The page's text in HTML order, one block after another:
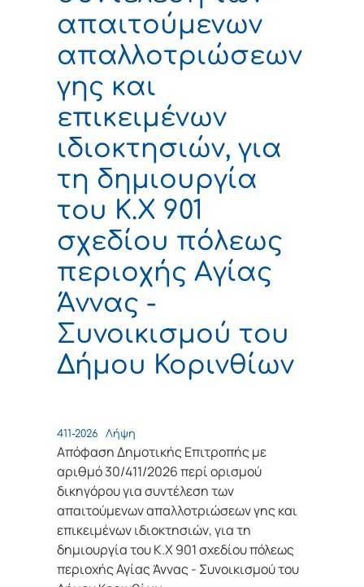
απαιτούμενων
απαλλοτριώσεων
γης και
επικειμένων
ιδιοκτησιών, για
τη δημιουργία
του Κ.Χ 901
σχεδίου πόλεως
περιοχής Αγίας
Άννας -
Συνοικισμού του
Δήμου Κορινθίων
411-2026 Λήψη
Απόφαση Δημοτικής Επιτροπής με
αριθμό 30/411/2026 περί ορισμού
δικηγόρου για συντέλεση των
απαιτούμενων απαλλοτριώσεων γης και
επικειμένων ιδιοκτησιών, για τη
δημιουργία του Κ.Χ 901 σχεδίου πόλεως
περιοχής Αγίας Άννας - Συνοικισμού του